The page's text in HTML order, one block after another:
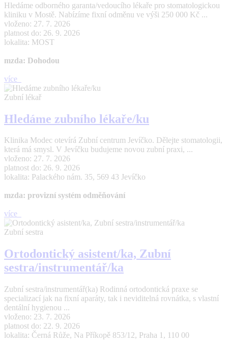
Hledáme odborného garanta/vedoucího lékaře pro stomatologickou
kliniku v Mostě. Nabízíme fixní odměnu ve výši 250 000 Kč ...
vloženo: 27. 7. 2026
platnost do: 26. 9. 2026
lokalita: MOST
mzda: Dohodou
více
Zubní lékař
Hledáme zubního lékaře/ku
Klinika Modec otevírá Zubní centrum Jevíčko. Dělejte stomatologii,
která má smysl. V Jevíčku budujeme novou zubní praxi, ...
vloženo: 27. 7. 2026
platnost do: 26. 9. 2026
lokalita: Palackého nám. 35, 569 43 Jevíčko
mzda: provizní systém odměňování
více
Zubní sestra
Ortodontický asistent/ka, Zubní
sestra/instrumentář/ka
Zubní sestra/instrumentář(ka) Rodinná ortodontická praxe se
specializací jak na fixní aparáty, tak i neviditelná rovnátka, s vlastní
dentální hygienou ...
vloženo: 23. 7. 2026
platnost do: 22. 9. 2026
lokalita: Černá Růže, Na Příkopě 853/12, Praha 1, 110 00